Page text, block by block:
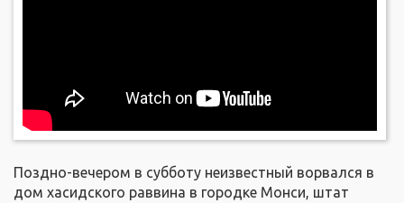
Поздно-вечером в субботу неизвестный ворвался в
дом хасидского раввина в городке Монси, штат